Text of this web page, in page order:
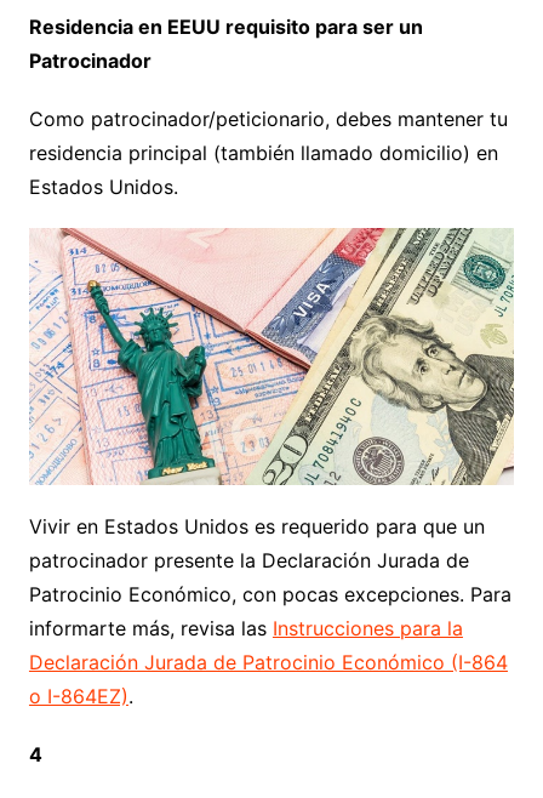
Residencia en EEUU requisito para ser un
Patrocinador
Como patrocinador/peticionario, debes mantener tu
residencia principal (también llamado domicilio) en
Estados Unidos.
Vivir en Estados Unidos es requerido para que un
patrocinador presente la Declaración Jurada de
Patrocinio Económico, con pocas excepciones. Para
informarte más, revisa las Instrucciones para la
Declaración Jurada de Patrocinio Económico (I-864
o I-864EZ).
4